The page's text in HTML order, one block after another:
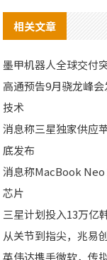
相关文章
墨甲机器人全球交付
高通预告9月骁龙峰
技术
消息称三星独家供应
底发布
消息称MacBook Neo
芯片
三星计划投入13万亿
从关节到指尖，兆易
英伟达携手微软，传